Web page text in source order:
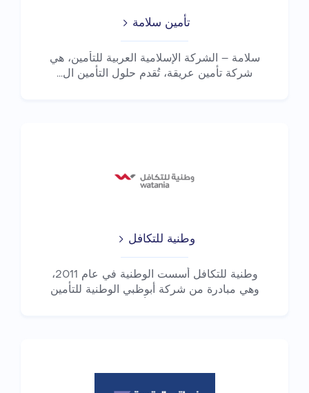
تأمين سلامة
سلامة – الشركة الإسلامية العربية للتأمين، هي
شركة تأمين عريقة، تُقدم حلول التأمين ال...
وطنية للتكافل
وطنية للتكافل أسست الوطنية في عام 2011،
وهي مبادرة من شركة أبوظبي الوطنية للتأمين